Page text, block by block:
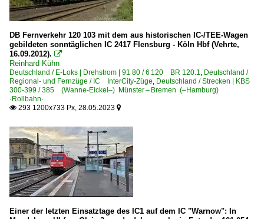
DB Fernverkehr 120 103 mit dem aus historischen IC-/TEE-Wagen
gebildeten sonntäglichen IC 2417 Flensburg - Köln Hbf (Vehrte,
16.09.2012). 
Reinhard Kühn
Deutschland / E-Loks | Drehstrom | 91 80 / 6 120 BR 120.1, Deutschland /
Regional- und Fernzüge / IC InterCity-Züge, Deutschland / Strecken | KBS
300-399 / 385 (Wanne-Eickel–) Münster – Bremen (–Hamburg)
·Rollbahn·
 293 1200x733 Px, 28.05.2023 
Einer der letzten Einsatztage des IC1 auf dem IC "Warnow": In